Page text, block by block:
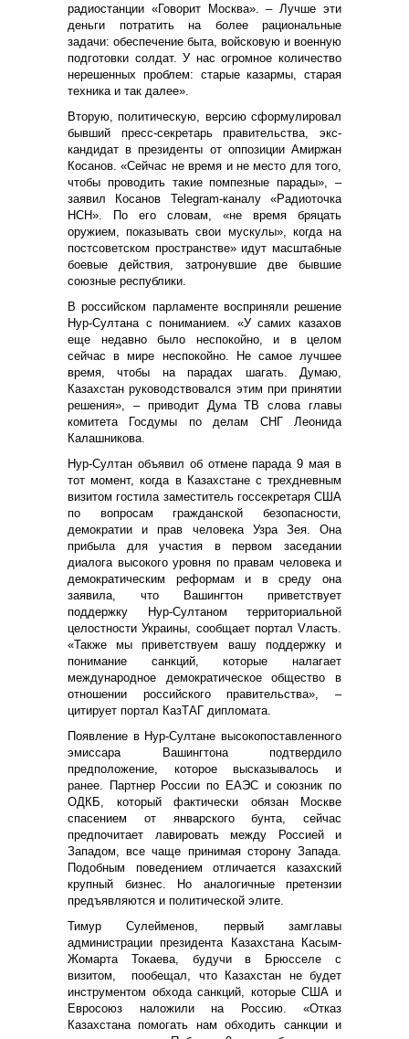
радиостанции «Говорит Москва». – Лучше эти
деньги потратить на более рациональные
задачи: обеспечение быта, войсковую и военную
подготовки солдат. У нас огромное количество
нерешенных проблем: старые казармы, старая
техника и так далее».
Вторую, политическую, версию сформулировал
бывший пресс-секретарь правительства, экс-
кандидат в президенты от оппозиции Амиржан
Косанов. «Сейчас не время и не место для того,
чтобы проводить такие помпезные парады», –
заявил Косанов Telegram-каналу «Радиоточка
НСН». По его словам, «не время бряцать
оружием, показывать свои мускулы», когда на
постсоветском пространстве» идут масштабные
боевые действия, затронувшие две бывшие
союзные республики.
В российском парламенте восприняли решение
Нур-Султана с пониманием. «У самих казахов
еще недавно было неспокойно, и в целом
сейчас в мире неспокойно. Не самое лучшее
время, чтобы на парадах шагать. Думаю,
Казахстан руководствовался этим при принятии
решения», – приводит Дума ТВ слова главы
комитета Госдумы по делам СНГ Леонида
Калашникова.
Нур-Султан объявил об отмене парада 9 мая в
тот момент, когда в Казахстане с трехдневным
визитом гостила заместитель госсекретаря США
по вопросам гражданской безопасности,
демократии и прав человека Узра Зея. Она
прибыла для участия в первом заседании
диалога высокого уровня по правам человека и
демократическим реформам и в среду она
заявила, что Вашингтон приветствует
поддержку Нур-Султаном территориальной
целостности Украины, сообщает портал Vласть.
«Также мы приветствуем вашу поддержку и
понимание санкций, которые налагает
международное демократическое общество в
отношении российского правительства», –
цитирует портал КазТАГ дипломата.
Появление в Нур-Султане высокопоставленного
эмиссара Вашингтона подтвердило
предположение, которое высказывалось и
ранее. Партнер России по ЕАЭС и союзник по
ОДКБ, который фактически обязан Москве
спасением от январского бунта, сейчас
предпочитает лавировать между Россией и
Западом, все чаще принимая сторону Запада.
Подобным поведением отличается казахский
крупный бизнес. Но аналогичные претензии
предъявляются и политической элите.
Тимур Сулейменов, первый замглавы
администрации президента Казахстана Касым-
Жомарта Токаева, будучи в Брюсселе с
визитом, пообещал, что Казахстан не будет
инструментом обхода санкций, которые США и
Евросоюз наложили на Россию. «Отказ
Казахстана помогать нам обходить санкции и